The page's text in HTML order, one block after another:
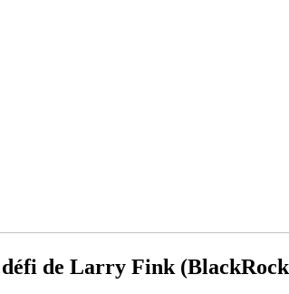
défi de Larry Fink